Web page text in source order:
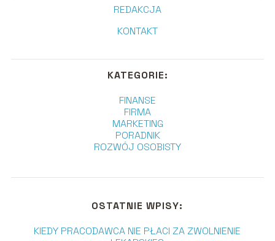
REDAKCJA
KONTAKT
KATEGORIE:
FINANSE
FIRMA
MARKETING
PORADNIK
ROZWÓJ OSOBISTY
OSTATNIE WPISY:
KIEDY PRACODAWCA NIE PŁACI ZA ZWOLNIENIE